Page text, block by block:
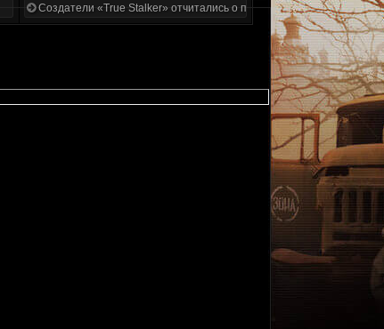
Создатели «True Stalker» отчитались о проделанной работе